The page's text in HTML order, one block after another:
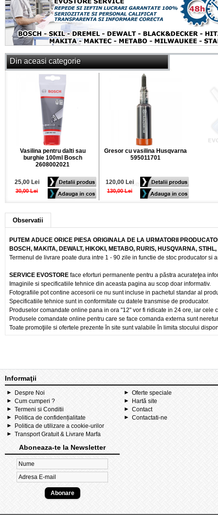
Din aceasi categorie
Vasilina pentru dalti sau
burghie 100ml Bosch
2608002021
25,00 Lei
30,00 Lei
Gresor cu vasilina Husqvarna
595011701
120,00 Lei
130,00 Lei
Observatii
PUTEM ADUCE ORICE PIESA ORIGINALA DE LA URMATORII
BOSCH, MAKITA, DEWALT, HIKOKI, METABO, RURIS, HUSQVARNA,
Termenul de livrare poate dura intre 1 - 90 zile in functie de stoc producator si
SERVICE EVOSTORE face eforturi permanente pentru a păstra acurateţea
Imaginile si specificatiile tehnice din aceasta pagina au scop doar informativ.
Fotografiile pot contine accesorii ce nu sunt incluse in pachetul standar al
Specificatiile tehnice sunt in conformitate cu datele transmise de producator.
Produselor comandate online pana in ora "12" vor fi ridicate in 24 ore, iar cele
Produsele comandate online pentru care se face comanda externa sunt
Toate promoţiile si ofertele prezente în site sunt valabile în limita stocului
Informaţii
Despre Noi
Cum cumperi ?
Termeni si Conditii
Politica de confidențialitate
Politica de utilizare a cookie-urilor
Transport Gratuit & Livrare Marfa
Oferte speciale
Hartă site
Contact
Contactati-ne
Aboneaza-te la Newsletter